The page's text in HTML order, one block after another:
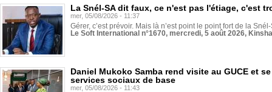
La Snél-SA dit faux, ce n'est pas l'étiage, c'est
mer, 05/08/2026 - 11:37
Gérer, c’est prévoir. Mais là n’est point le point fort de la
Le Soft International n°1670, mercredi, 5 août 2026,
Daniel Mukoko Samba rend visite au GUCE et
services sociaux de base
mer, 05/08/2026 - 11:43